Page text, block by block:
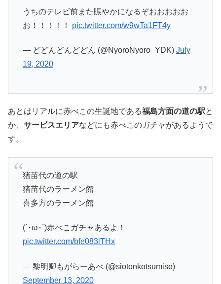
うちのテレビ前また賑やかになるぞおおおおお
お！！！！！ pic.twitter.com/w9wTa1FT4y
— どどんどんどどん (@NyoroNyoro_YDK) July
19, 2020
あとはリアルに赤べこの生誕地である福島方面の道の駅と
か、 サービスエリアなどにも赤べこのガチャがあるようで
す。
猪苗代の道の駅
猪苗代のラーメン館
喜多方のラーメン館
(`･ω･´)赤べこガチャあるよ！
pic.twitter.com/bfe083lTHx
— 黎明卿もがらーあべ (@siotonkotsumiso)
September 13, 2020